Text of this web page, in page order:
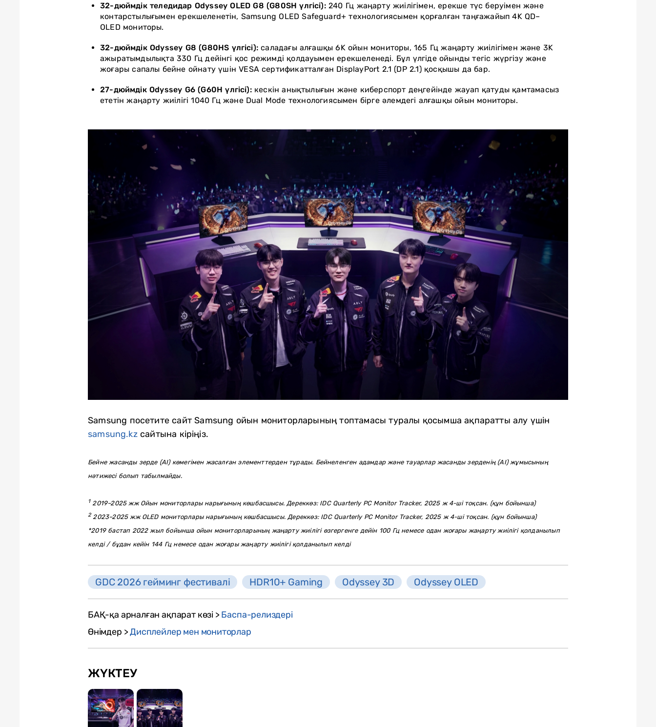
32-дюймдік теледидар Odyssey OLED G8 (G80SH үлгісі):240 Гц жаңарту жиілігімен, ерекше түс беруімен және
контарстылығымен ерекшеленетін, Samsung OLED Safeguard+ технологиясымен қорғалған таңғажайып 4K QD–
OLED мониторы.
32-дюймдік Odyssey G8 (G80HS үлгісі):саладағы алғашқы 6K ойын мониторы, 165 Гц жаңарту жиілігімен және 3K
ажыратымдылықта 330 Гц дейінгі қос режимді қолдауымен ерекшеленеді. Бұл үлгіде ойынды тегіс жүргізу және
жоғары сапалы бейне ойнату үшін VESA сертификатталған DisplayPort 2.1 (DP 2.1) қосқышы да бар.
27-дюймдік Odyssey G6 (G60H үлгісі):кескін анықтылығын және киберспорт деңгейінде жауап қатуды қамтамасыз
ететін жаңарту жиілігі 1040 Гц және Dual Mode технологиясымен бірге әлемдегі алғашқы ойын мониторы.
Samsung посетите сайт Samsung ойын мониторларының топтамасы туралы қосымша ақпаратты алу үшін
samsung.kzсайтына кіріңіз.
Бейне жасанды зерде (AI) көмегімен жасалған элементтерден тұрады. Бейнеленген адамдар және тауарлар жасанды зерденің (AI) жұмысының
нәтижесі болып табылмайды.
1 2019–2025 жж Ойын мониторлары нарығының көшбасшысы. Дереккөз: IDC Quarterly PC Monitor Tracker, 2025 ж 4-ші тоқсан. (құн бойынша)
2 2023–2025 жж OLED мониторлары нарығының көшбасшысы. Дереккөз: IDC Quarterly PC Monitor Tracker, 2025 ж 4-ші тоқсан. (құн бойынша)
*2019 бастап 2022 жыл бойынша ойын мониторларының жаңарту жиілігі өзгергенге дейін 100 Гц немесе одан жоғары жаңарту жиілігі қолданылып
келді / бұдан кейін 144 Гц немесе одан жоғары жаңарту жиілігі қолданылып келді
GDC 2026 гейминг фестивалі HDR10+ Gaming Odyssey 3D Odyssey OLED
БАҚ-қа арналған ақпарат көзі >Баспа-релиздері
Өнімдер >Дисплейлер мен мониторлар
ЖҮКТЕУ